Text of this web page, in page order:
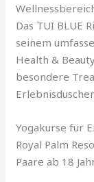
Das TUI BLUE
seinem
Health &
besondere
Yogakurse für
Royal Palm
Paare ab 18